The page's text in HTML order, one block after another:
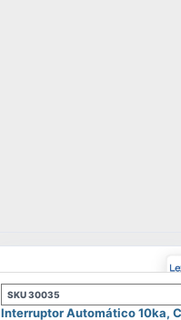
SKU30035
Interruptor Automático 10ka,